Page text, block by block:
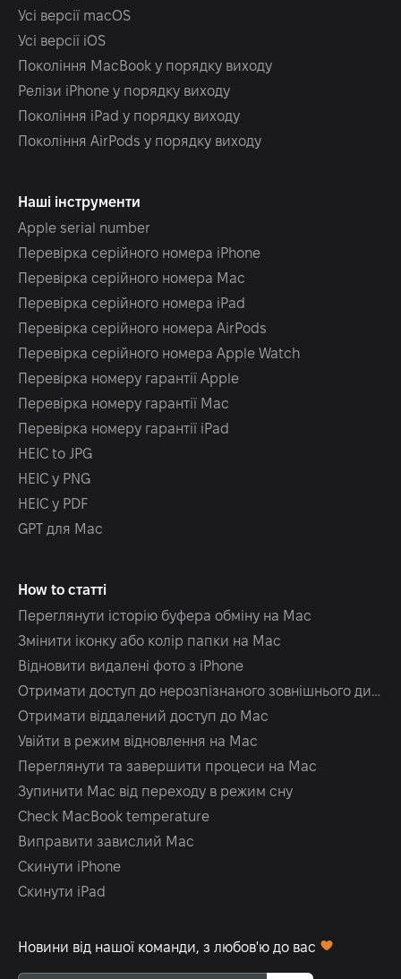
Усі версії macOS
Усі версії iOS
Покоління MacBook у порядку виходу
Релізи iPhone у порядку виходу
Покоління iPad у порядку виходу
Покоління AirPods у порядку виходу
How to статті
Переглянути історію буфера обміну на Mac
Змінити іконку або колір папки на Mac
Відновити видалені фото з iPhone
Отримати доступ до нерозпізнаного зовнішнього диска
Отримати віддалений доступ до Mac
Увійти в режим відновлення на Mac
Переглянути та завершити процеси на Mac
Зупинити Mac від переходу в режим сну
Check MacBook temperature
Виправити завислий Mac
Скинути iPhone
Скинути iPad
Наші інструменти
Apple serial number
Перевірка серійного номера iPhone
Перевірка серійного номера Mac
Перевірка серійного номера iPad
Перевірка серійного номера AirPods
Перевірка серійного номера Apple Watch
Перевірка номеру гарантії Apple
Перевірка номеру гарантії Mac
Перевірка номеру гарантії iPad
HEIC to JPG
HEIC у PNG
HEIC у PDF
GPT для Mac
Новини від нашої команди, з любов'ю до вас